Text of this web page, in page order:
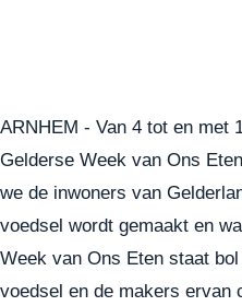
ARNHEM - Van 4 tot en met
Gelderse Week van Ons
we de inwoners van
voedsel wordt gemaakt en
Week van Ons Eten staat
voedsel en de makers ervan